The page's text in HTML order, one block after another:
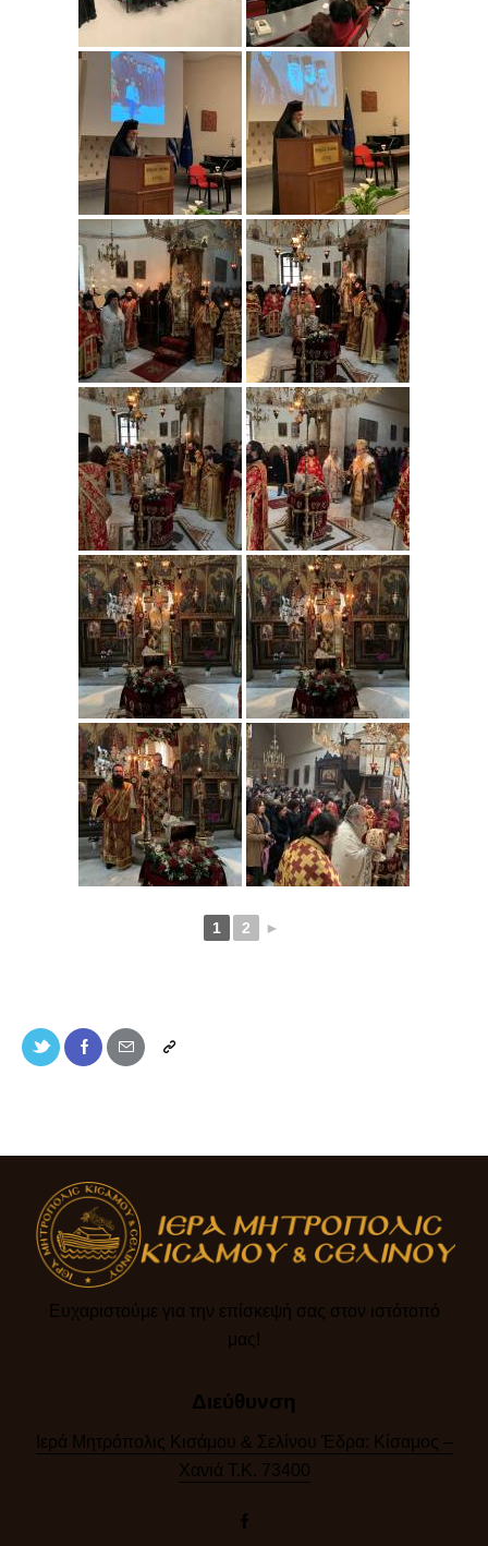
1 2 ►
Ευχαριστούμε για την επίσκεψή σας στον ιστότοπό
μας!​
Διεύθυνση
Ιερά Μητρόπολις Κισάμου & Σελίνου Έδρα: Κίσαμος –
Χανιά Τ.Κ. 73400